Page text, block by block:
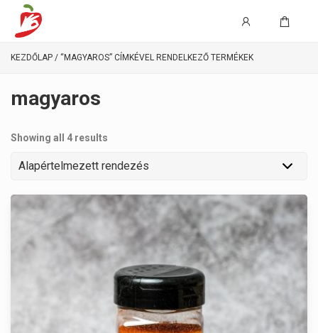
KEZDŐLAP / “MAGYAROS” CÍMKÉVEL RENDELKEZŐ TERMÉKEK
magyaros
Showing all 4 results